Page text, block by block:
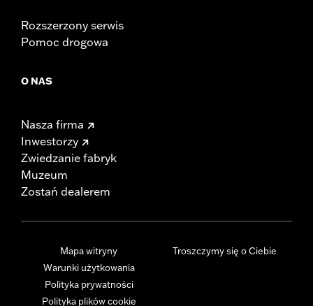
Rozszerzony serwis
Pomoc drogowa
O NAS
Nasza firma
Inwestorzy
Zwiedzanie fabryk
Muzeum
Zostań dealerem
Mapa witryny
Warunki użytkowania
Polityka prywatności
Polityka plików cookie
Troszczymy się o Ciebie